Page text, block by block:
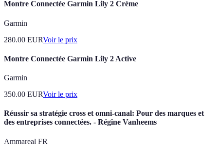
Montre Connectée Garmin Lily 2 Crème
Garmin
280.00 EURVoir le prix
Montre Connectée Garmin Lily 2 Active
Garmin
350.00 EURVoir le prix
Réussir sa stratégie cross et omni-canal: Pour des marques et
des entreprises connectées. - Régine Vanheems
Ammareal FR